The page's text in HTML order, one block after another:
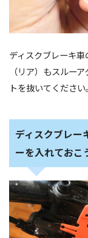
ディスクブレーキ
（リア）もスルー
トを抜いてください。
ディスクブレー
ーを入れておこ